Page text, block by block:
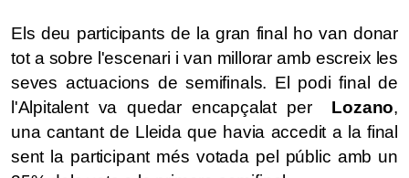
Els deu participants de la gran final ho van donar
tot a sobre l'escenari i van millorar amb escreix les
seves actuacions de semifinals. El podi final de
l'Alpitalent va quedar encapçalat per Lozano,
una cantant de Lleida que havia accedit a la final
sent la participant més votada pel públic amb un